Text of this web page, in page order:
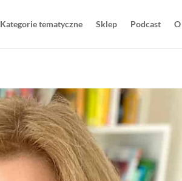
Kategorie tematyczne Sklep Podcast